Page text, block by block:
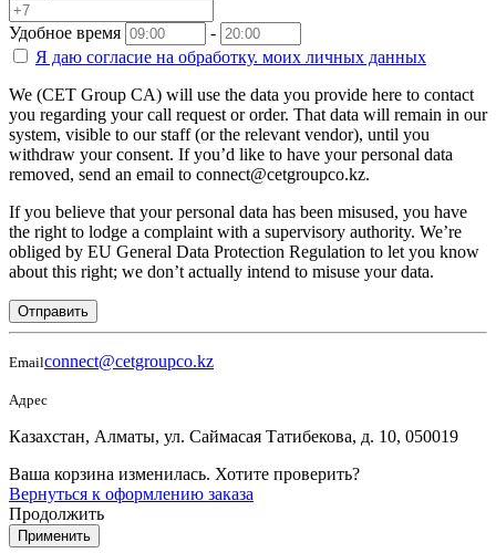
Удобное время
-
Я даю согласие на обработку. моих личных данных
We (CET Group CA) will use the data you provide here to contact
you regarding your call request or order. That data will remain in our
system, visible to our staff (or the relevant vendor), until you
withdraw your consent. If you’d like to have your personal data
removed, send an email to connect@cetgroupco.kz.
If you believe that your personal data has been misused, you have
the right to lodge a complaint with a supervisory authority. We’re
obliged by EU General Data Protection Regulation to let you know
about this right; we don’t actually intend to misuse your data.
Отправить
Emailconnect@cetgroupco.kz
Адрес
Казахстан, Алматы, ул. Саймасая Татибекова, д. 10, 050019
Ваша корзина изменилась. Хотите проверить?
Вернуться к оформлению заказа
Продолжить
Применить